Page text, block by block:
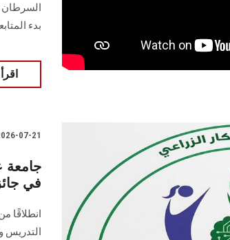
السرطان
بدء
07-21
جامعة
في
انطلاقًا
التدريس